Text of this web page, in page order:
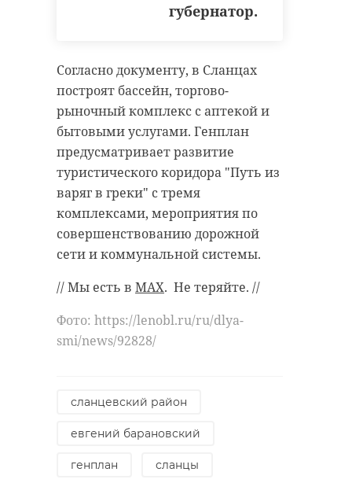
губернатор.
Согласно документу, в Сланцах
построят бассейн, торгово-
рыночный комплекс с аптекой и
бытовыми услугами. Генплан
предусматривает развитие
туристического коридора "Путь из
варяг в греки" с тремя
комплексами, мероприятия по
совершенствованию дорожной
сети и коммунальной системы.
// Мы есть в MAX. Не теряйте. //
Фото: https://lenobl.ru/ru/dlya-
smi/news/92828/
сланцевский район
евгений барановский
генплан сланцы